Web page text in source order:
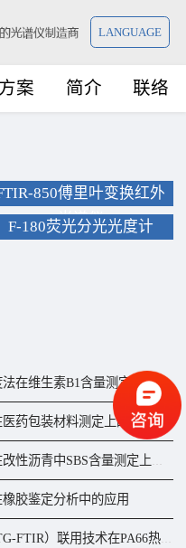
LANGUAGE
方案 简介 联络
850傅里叶变换红外
光谱仪
F-180荧光分光光度计
荧光分光光度法在维生素B1含量测定上的应用
药包装材料测定上的应用
红外光谱法在改性沥青中SBS含量测定上的应用
胶鉴定分析中的应用
热重-红外（TG-FTIR）联用技术在PA66热解研究上的应用